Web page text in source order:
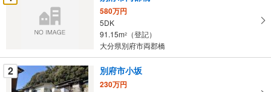
け
条
件
580万円
5DK
91.15m2
（登記）
大分県別府市両郡橋
2 別府市小坂
230万円